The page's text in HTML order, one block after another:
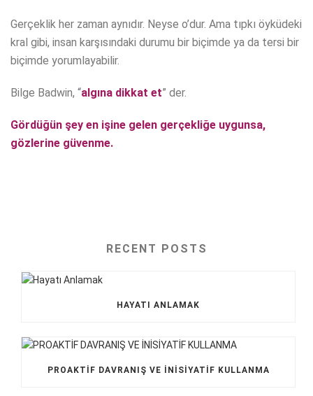
Gerçeklik her zaman aynıdır. Neyse o’dur. Ama tıpkı öyküdeki
kral gibi, insan karşısındaki durumu bir biçimde ya da tersi bir
biçimde yorumlayabilir.
Bilge Badwin, “algına dikkat et” der.
Gördüğün şey en işine gelen gerçekliğe uygunsa,
gözlerine güvenme.
RECENT POSTS
HAYATI ANLAMAK
PROAKTİF DAVRANIŞ VE İNİSİYATİF KULLANMA